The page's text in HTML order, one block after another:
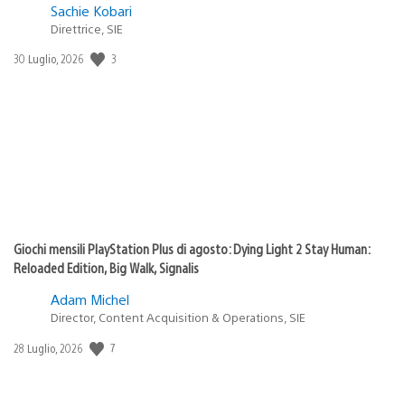
Sachie Kobari
Direttrice, SIE
Data
30 Luglio, 2026 3
Giochi mensili PlayStation Plus di agosto: Dying Light 2 Stay Human:
Reloaded Edition, Big Walk, Signalis
Adam Michel
Director, Content Acquisition & Operations, SIE
Data
28 Luglio, 2026 7